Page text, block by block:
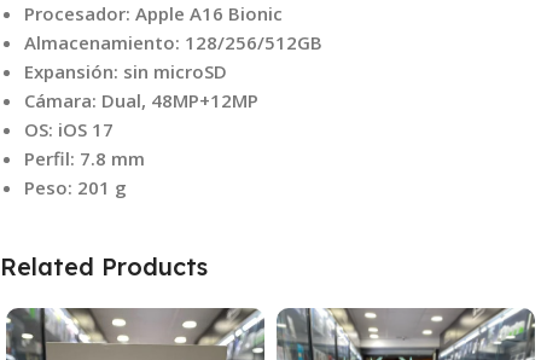
Procesador: Apple A16 Bionic
Almacenamiento: 128/256/512GB
Expansión: sin microSD
Cámara: Dual, 48MP+12MP
OS: iOS 17
Perfil: 7.8 mm
Peso: 201 g
Related Products